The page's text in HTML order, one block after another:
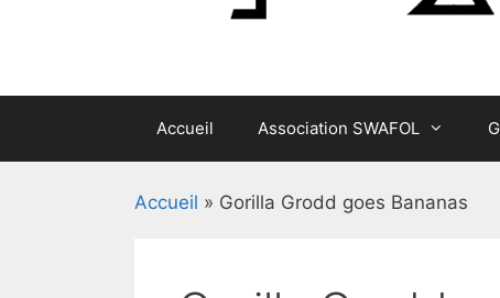
Accueil Association SWAFOL
Accueil » Gorilla Grodd goes Bananas